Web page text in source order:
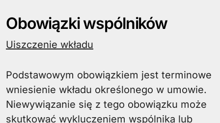
Obowiązki wspólników
Uiszczenie wkładu
Podstawowym obowiązkiem jest terminowe
wniesienie wkładu określonego w umowie.
Niewywiązanie się z tego obowiązku może
skutkować wykluczeniem wspólnika lub